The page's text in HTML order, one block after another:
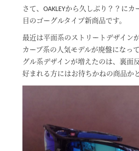
さて、OAKLEYから久しぶり？？にカ
目のゴーグルタイプ新商品です。
最近は平面系のストリートデザイン
カーブ系の人気モデルが廃盤になっ
グル系デザインが増えたのは、裏面
好まれる方にはお待ちかねの商品か